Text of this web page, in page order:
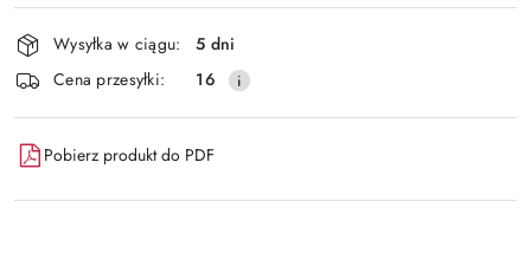
Wyślij
Dostępność
i
dostawa
Wysyłka w ciągu:
5 dni
Cena przesyłki:
16
Pobierz produkt do PDF